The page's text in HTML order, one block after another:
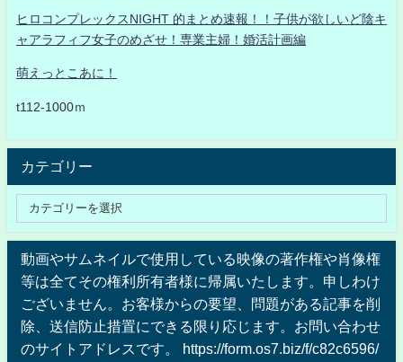
ヒロコンプレックスNIGHT 的まとめ速報！！子供が欲しいど陰キ
ャアラフィフ女子のめざせ！専業主婦！婚活計画編
萌えっとこあに！
t112-1000ｍ
カテゴリー
動画やサムネイルで使用している映像の著作権や肖像権
等は全てその権利所有者様に帰属いたします。申しわけ
ございません。お客様からの要望、問題がある記事を削
除、送信防止措置にできる限り応じます。お問い合わせ
のサイトアドレスです。 https://form.os7.biz/f/c82c6596/